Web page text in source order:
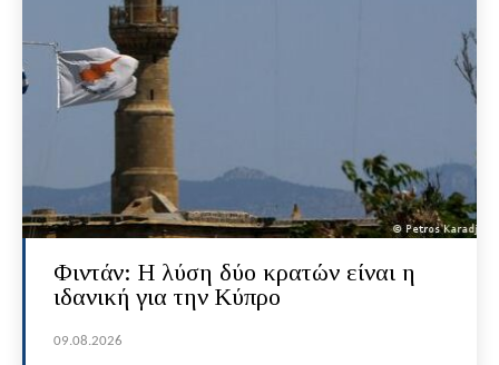
Φιντάν: Η λύση δύο κρατών είναι η
ιδανική για την Κύπρο
09.08.2026